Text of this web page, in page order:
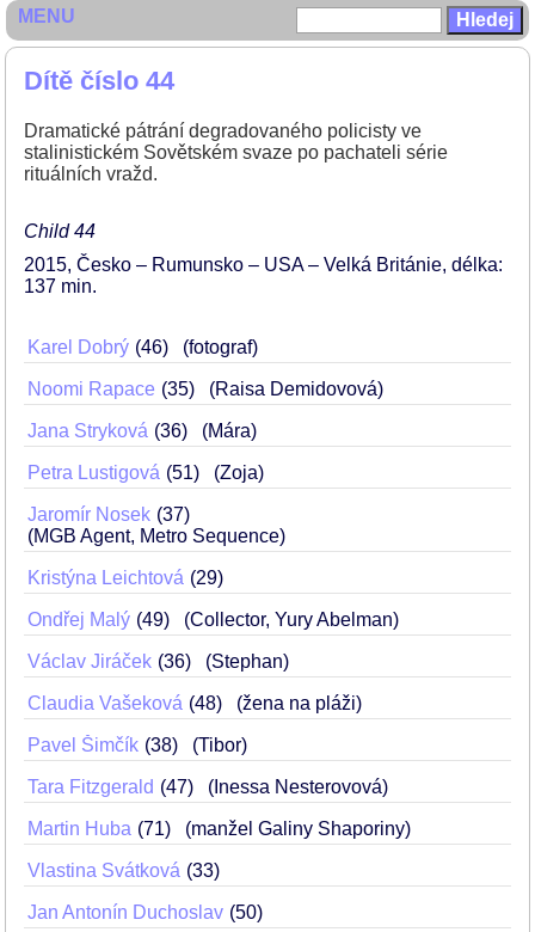
Dítě číslo 44
Dramatické pátrání degradovaného policisty ve
stalinistickém Sovětském svaze po pachateli série
rituálních vražd.
Child 44
2015 Česko – Rumunsko – USA – Velká Británie délka:
137 min
Karel Dobrý 46 (fotograf)
Noomi Rapace 35 (Raisa Demidovová)
Jana Stryková 36 (Mára)
Petra Lustigová 51 (Zoja)
Jaromír Nosek 37
(MGB Agent, Metro Sequence)
Kristýna Leichtová 29
Ondřej Malý 49 (Collector, Yury Abelman)
Václav Jiráček 36 (Stephan)
Claudia Vašeková 48 (žena na pláži)
Pavel Šimčík 38 (Tibor)
Tara Fitzgerald 47 (Inessa Nesterovová)
Martin Huba 71 (manžel Galiny Shaporiny)
Vlastina Svátková 33
Jan Antonín Duchoslav 50
MENU